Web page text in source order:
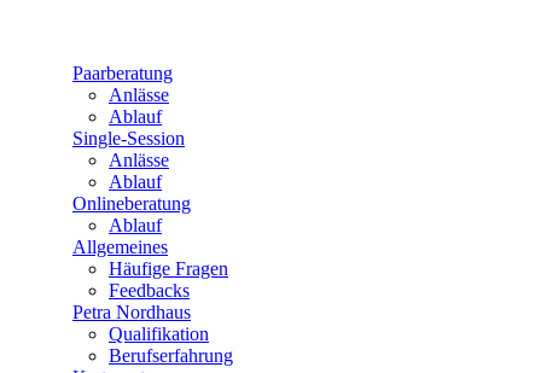
Paarberatung
Anlässe
Ablauf
Single-Session
Anlässe
Ablauf
Onlineberatung
Ablauf
Allgemeines
Häufige Fragen
Feedbacks
Petra Nordhaus
Qualifikation
Berufserfahrung